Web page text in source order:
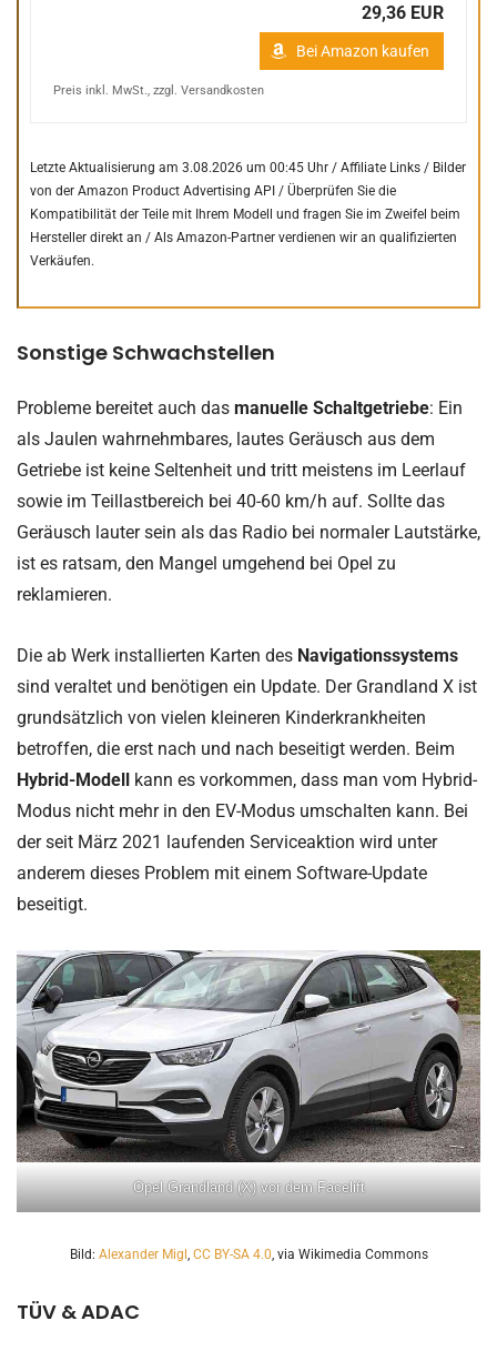
29,36 EUR
Bei Amazon kaufen
Preis inkl. MwSt., zzgl. Versandkosten
Letzte Aktualisierung am 3.08.2026 um 00:45 Uhr / Affiliate Links / Bilder
von der Amazon Product Advertising API / Überprüfen Sie die
Kompatibilität der Teile mit Ihrem Modell und fragen Sie im Zweifel beim
Hersteller direkt an / Als Amazon-Partner verdienen wir an qualifizierten
Verkäufen.
Sonstige Schwachstellen
Probleme bereitet auch das manuelle Schaltgetriebe: Ein
als Jaulen wahrnehmbares, lautes Geräusch aus dem
Getriebe ist keine Seltenheit und tritt meistens im Leerlauf
sowie im Teillastbereich bei 40-60 km/h auf. Sollte das
Geräusch lauter sein als das Radio bei normaler Lautstärke,
ist es ratsam, den Mangel umgehend bei Opel zu
reklamieren.
Die ab Werk installierten Karten des Navigationssystems
sind veraltet und benötigen ein Update. Der Grandland X ist
grundsätzlich von vielen kleineren Kinderkrankheiten
betroffen, die erst nach und nach beseitigt werden. Beim
Hybrid-Modell
kann es vorkommen, dass man vom Hybrid-
Modus nicht mehr in den EV-Modus umschalten kann. Bei
der seit März 2021 laufenden Serviceaktion wird unter
anderem dieses Problem mit einem Software-Update
beseitigt.
Opel Grandland (X) vor dem Facelift
Bild: Alexander Migl , CC BY-SA 4.0, via Wikimedia Commons
TÜV & ADAC